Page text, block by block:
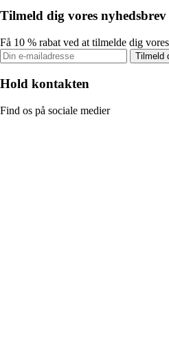
Tilmeld dig vores nyhedsbrev
Få 10 % rabat ved at tilmelde dig
Tilmeld
Hold kontakten
Find os på sociale medier